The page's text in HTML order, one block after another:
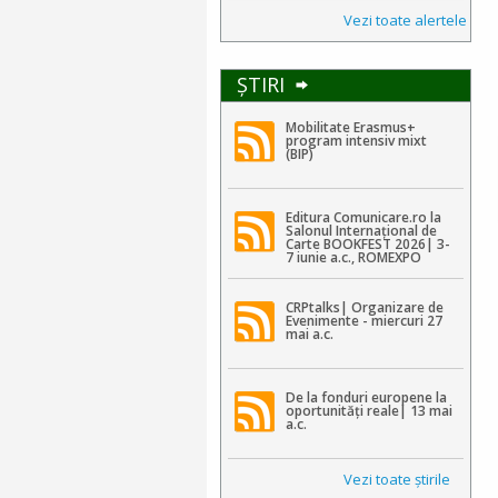
Vezi toate alertele
ŞTIRI
Mobilitate Erasmus+
program intensiv mixt
(BIP)
Editura Comunicare.ro la
Salonul Internațional de
Carte BOOKFEST 2026| 3-
7 iunie a.c., ROMEXPO
CRPtalks| Organizare de
Evenimente - miercuri 27
mai a.c.
De la fonduri europene la
oportunități reale| 13 mai
a.c.
Vezi toate ştirile